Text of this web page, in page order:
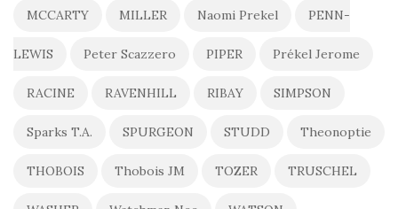
MCCARTY MILLER Naomi Prekel PENN-
LEWIS Peter Scazzero PIPER Prékel Jerome
RACINE RAVENHILL RIBAY SIMPSON
Sparks T.A. SPURGEON STUDD Theonoptie
THOBOIS Thobois JM TOZER TRUSCHEL